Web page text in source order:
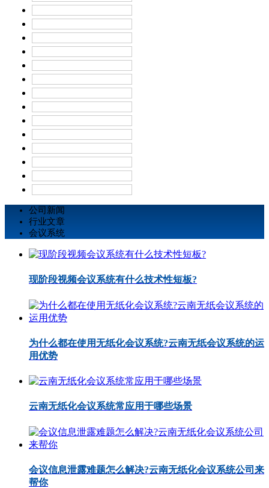
公司新闻
行业文章
会议系统
现阶段视频会议系统有什么技术性短板?
为什么都在使用无纸化会议系统?云南无纸会议系统的运
用优势
云南无纸化会议系统常应用于哪些场景
会议信息泄露难题怎么解决?云南无纸化会议系统公司来
帮你